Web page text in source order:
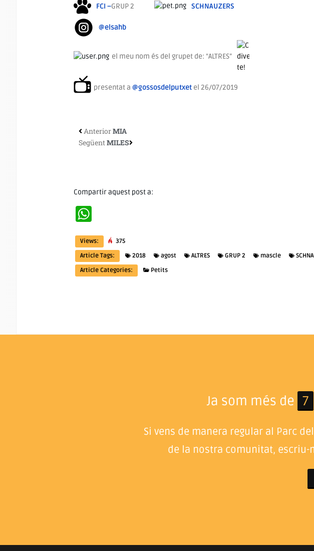
FCI –GRUP 2 SCHNAUZERS
@elsahb
el meu nom és del grupet de: “ALTRES”
presentat a @gossosdelputxet el 26/07/2019
AnteriorMIA
SegüentMILES
Compartir aquest post a:
Views:
375
Article Tags:
2018 agost ALTRES GRUP 2 mascle
Article Categories:
Petits
Ja som més de 7
Si vens de manera regular al Parc
de la nostra comunitat,